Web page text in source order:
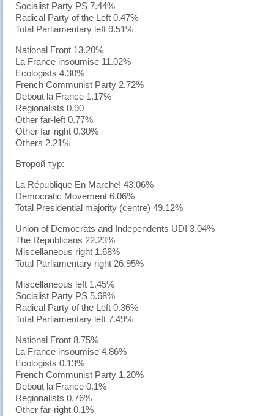
Socialist Party PS 7.44%
Radical Party of the Left 0.47%
Total Parliamentary left 9.51%
National Front 13.20%
La France insoumise 11.02%
Ecologists 4.30%
French Communist Party 2.72%
Debout la France 1.17%
Regionalists 0.90
Other far-left 0.77%
Other far-right 0.30%
Others 2.21%
Второй тур:
La République En Marche! 43.06%
Democratic Movement 6.06%
Total Presidential majority (centre) 49.12%
Union of Democrats and Independents UDI 3.04%
The Republicans 22.23%
Miscellaneous right 1.68%
Total Parliamentary right 26.95%
Miscellaneous left 1.45%
Socialist Party PS 5.68%
Radical Party of the Left 0.36%
Total Parliamentary left 7.49%
National Front 8.75%
La France insoumise 4.86%
Ecologists 0.13%
French Communist Party 1.20%
Debout la France 0.1%
Regionalists 0.76%
Other far-right 0.1%